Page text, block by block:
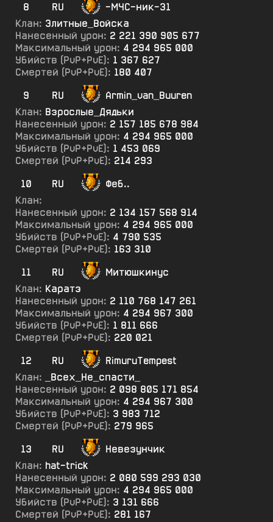
8
RU
-МЧС-ник-31
Клан: Элитные_Войска
Нанесенный урон: 2 221 390 905 677
Максимальный урон: 4 294 965 000
Убийств (PvP+PvE): 1 367 627
Смертей (PvP+PvE): 180 407
9
RU
Armin_van_Buuren
Клан: Взрослые_Дядьки
Нанесенный урон: 2 157 185 678 984
Максимальный урон: 4 294 965 000
Убийств (PvP+PvE): 1 453 069
Смертей (PvP+PvE): 214 293
10
RU
Феб..
Клан:
Нанесенный урон: 2 134 157 568 914
Максимальный урон: 4 294 965 000
Убийств (PvP+PvE): 4 790 535
Смертей (PvP+PvE): 163 310
11
RU
Митюшкинус
Клан: Каратэ
Нанесенный урон: 2 110 768 147 261
Максимальный урон: 4 294 967 300
Убийств (PvP+PvE): 1 811 666
Смертей (PvP+PvE): 220 021
12
RU
RimuruTempest
Клан:
_Всех_Не_спасти_
Нанесенный урон: 2 098 805 171 854
Максимальный урон: 4 294 967 300
Убийств (PvP+PvE): 3 983 712
Смертей (PvP+PvE): 279 965
13
RU
Невезунчик
Клан: hat-trick
Нанесенный урон: 2 080 599 293 030
Максимальный урон: 4 294 965 000
Убийств (PvP+PvE): 3 131 666
Смертей (PvP+PvE): 281 167